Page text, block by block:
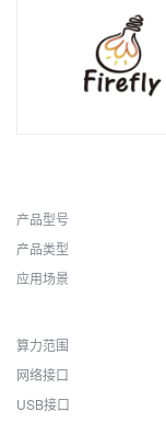
产品型号
产品类型
应用场景
算力范围
网络接口
USB接口